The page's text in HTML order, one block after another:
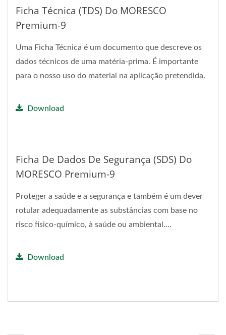
Ficha Técnica (TDS) Do MORESCO
Premium-9
Uma Ficha Técnica é um documento que descreve os
dados técnicos de uma matéria-prima. É importante
para o nosso uso do material na aplicação pretendida.
Download
Ficha De Dados De Segurança (SDS) Do
MORESCO Premium-9
Proteger a saúde e a segurança e também é um dever
rotular adequadamente as substâncias com base no
risco físico-químico, à saúde ou ambiental....
Download